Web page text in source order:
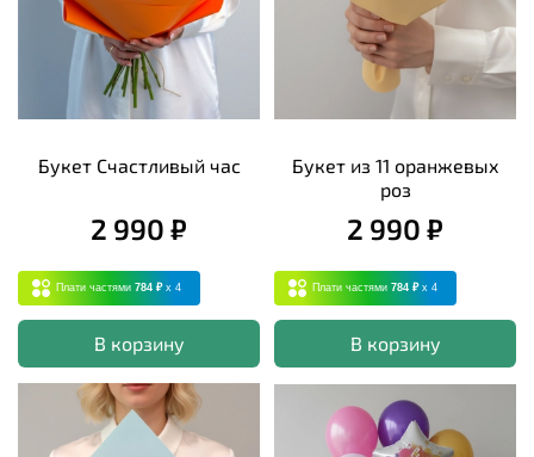
Букет Счастливый час
2 990 ₽
Плати частями 784 ₽ x 4
В корзину
Букет из 11 оранжевых
роз
2 990 ₽
Плати частями 784 ₽ x 4
В корзину